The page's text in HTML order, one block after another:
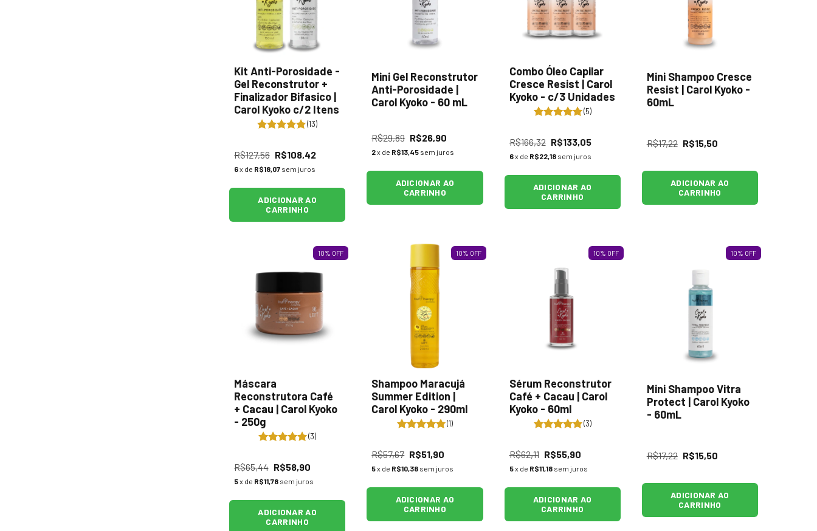
Kit Anti-Porosidade -
Gel Reconstrutor +
Finalizador Bifasico |
Carol Kyoko c/2 Itens
(13)
R$127,56 R$108,42
6x de R$18,07 sem juros
ADICIONAR AO
CARRINHO
Mini Gel Reconstrutor
Anti-Porosidade |
Carol Kyoko - 60 mL
R$29,89 R$26,90
2x de R$13,45 sem juros
ADICIONAR AO
CARRINHO
Combo Óleo Capilar
Cresce Resist | Carol
Kyoko - c/3 Unidades
(5)
R$166,32 R$133,05
6x de R$22,18 sem juros
ADICIONAR AO
CARRINHO
Mini Shampoo Cresce
Resist | Carol Kyoko -
60mL
R$17,22 R$15,50
ADICIONAR AO
CARRINHO
10% OFF
Máscara
Reconstrutora Café
+ Cacau | Carol Kyoko
- 250g
(3)
R$65,44 R$58,90
5x de R$11,78 sem juros
ADICIONAR AO
CARRINHO
10% OFF
Shampoo Maracujá
Summer Edition |
Carol Kyoko - 290ml
(1)
R$57,67 R$51,90
5x de R$10,38 sem juros
ADICIONAR AO
CARRINHO
10% OFF
Sérum Reconstrutor
Café + Cacau | Carol
Kyoko - 60ml
(3)
R$62,11 R$55,90
5x de R$11,18 sem juros
ADICIONAR AO
CARRINHO
10% OFF
Mini Shampoo Vitra
Protect | Carol Kyoko
- 60mL
R$17,22 R$15,50
ADICIONAR AO
CARRINHO